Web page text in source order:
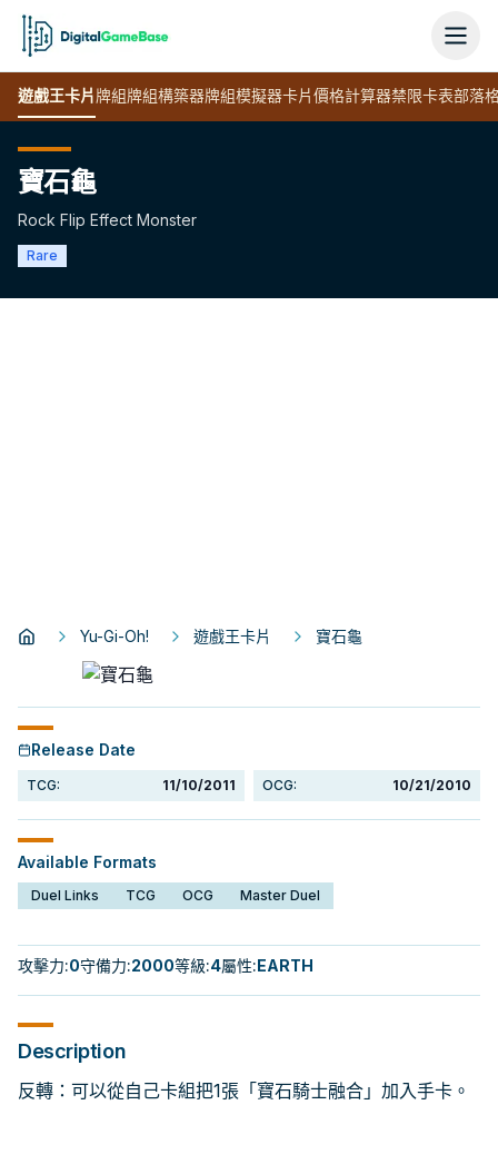
遊戲王卡片牌組牌組構築器牌組模擬器卡片價格計算器禁限卡表部落
寶石龜
Rock Flip Effect Monster
Rare
Yu-Gi-Oh! 遊戲王卡片 寶石龜
Release Date
TCG: 11/10/2011 OCG: 10/21/2010
Available Formats
Duel Links TCG OCG Master Duel
攻擊力:0守備力:2000等級:4屬性:EARTH
Description
反轉：可以從自己卡組把1張「寶石騎士融合」加入手卡。